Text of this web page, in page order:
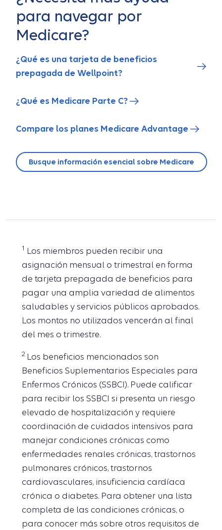
para navegar por
Medicare?
¿Qué es una tarjeta de beneficios
prepagada de Wellpoint?
¿Qué es Medicare Parte C?
Compare los planes Medicare Advantage
Busque información esencial sobre Medicare
1 Los miembros pueden recibir una
asignación mensual o trimestral en forma
de tarjeta prepagada de beneficios para
pagar una amplia variedad de alimentos
saludables y servicios públicos aprobados.
Los montos no utilizados vencerán al final
del mes o trimestre.
2 Los beneficios mencionados son
Beneficios Suplementarios Especiales para
Enfermos Crónicos (SSBCI). Puede calificar
para recibir los SSBCI si presenta un riesgo
elevado de hospitalización y requiere
coordinación de cuidados intensivos para
manejar condiciones crónicas como
enfermedades renales crónicas, trastornos
pulmonares crónicos, trastornos
cardiovasculares, insuficiencia cardíaca
crónica o diabetes. Para obtener una lista
completa de las condiciones crónicas, o
para conocer más sobre otros requisitos de